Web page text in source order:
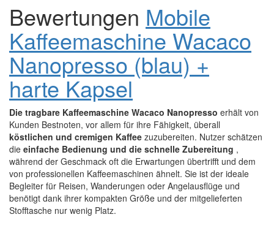
Bewertungen Mobile
Kaffeemaschine Wacaco
Nanopresso (blau) +
harte Kapsel
Die tragbare Kaffeemaschine Wacaco Nanopresso erhält von
Kunden Bestnoten, vor allem für ihre Fähigkeit, überall
köstlichen und cremigen Kaffee zuzubereiten. Nutzer schätzen
die einfache Bedienung und die schnelle Zubereitung ,
während der Geschmack oft die Erwartungen übertrifft und dem
von professionellen Kaffeemaschinen ähnelt. Sie ist der ideale
Begleiter für Reisen, Wanderungen oder Angelausflüge und
benötigt dank ihrer kompakten Größe und der mitgelieferten
Stofftasche nur wenig Platz.